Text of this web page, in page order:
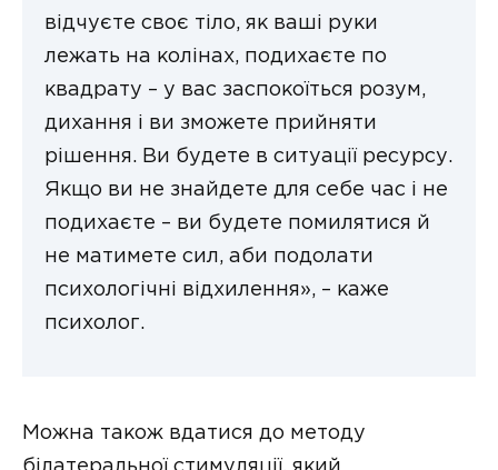
відчуєте своє тіло, як ваші руки
лежать на колінах, подихаєте по
квадрату – у вас заспокоїться розум,
дихання і ви зможете прийняти
рішення. Ви будете в ситуації ресурсу.
Якщо ви не знайдете для себе час і не
подихаєте – ви будете помилятися й
не матимете сил, аби подолати
психологічні відхилення», – каже
психолог.
Можна також вдатися до методу